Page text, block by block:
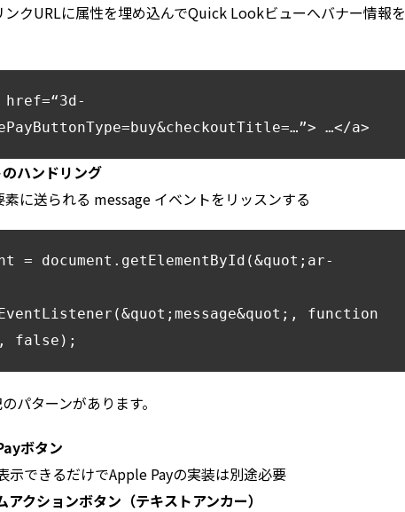
クURLに属性を埋め込んでQuick Lookビューへバナー情報を
…</a>
ハンドリング
に送られる message イベントをリッスンする
= document.getElementById(&quot;ar-
function
false);
パターンがあります。
ボタン
できるだけでApple Payの実装は別途必要
クションボタン（テキストアンカー）